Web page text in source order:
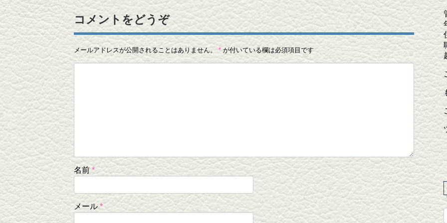
コメントをどうぞ
メールアドレスが公開されることはありません。 * が付いている欄は必須項目です
名前*
メール*